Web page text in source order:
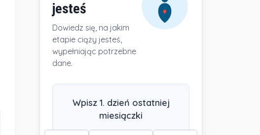
jesteś
Dowiedz się, na jakim
etapie ciąży jesteś,
wypełniając potrzebne
dane.
Wpisz 1. dzień ostatniej
miesiączki